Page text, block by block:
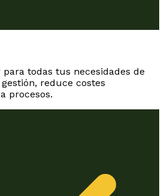
todas tus necesidades de
reduce costes
procesos.